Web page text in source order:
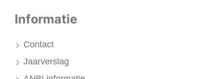
Informatie
Contact
Jaarverslag